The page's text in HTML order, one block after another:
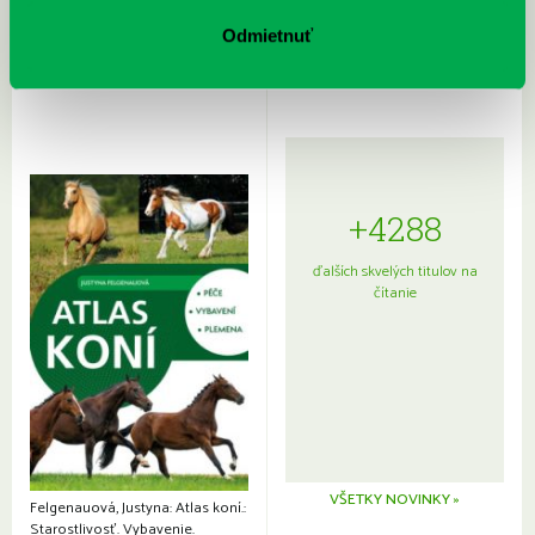
Odmietnuťjaponskou kuchyňou a etiketou
Felgenauová, Justyna: Atlas koní.:
Starostlivosť. Vybavenie.
+4288
ďalších skvelých titulov na
čítanie
VŠETKY NOVINKY »